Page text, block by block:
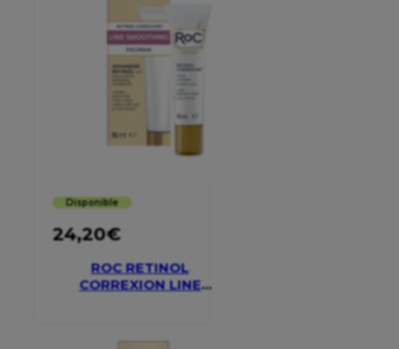
Disponible
24,20€
ROC RETINOL
CORREXION LINE